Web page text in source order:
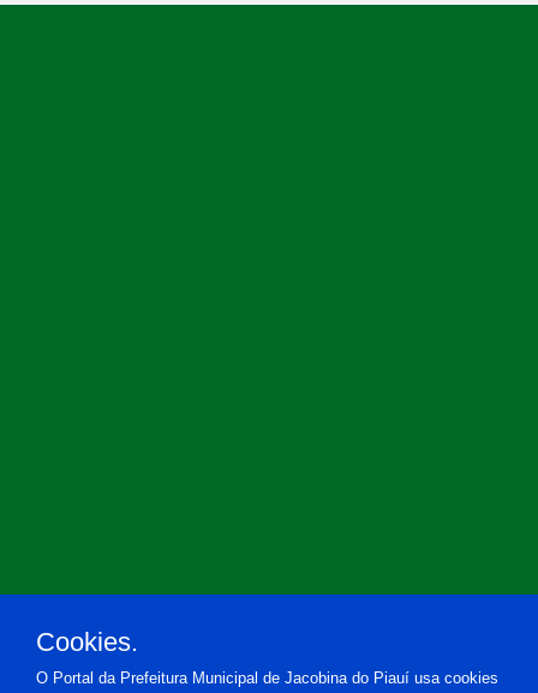
Cookies.
O Portal da Prefeitura Municipal de Jacobina do Piauí usa cookies